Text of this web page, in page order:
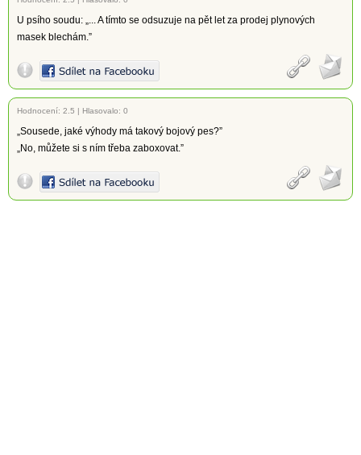
U psího soudu: „... A tímto se odsuzuje na pět let za prodej plynových
masek blechám.”
Hodnocení: 2.5 | Hlasovalo: 0
„Sousede, jaké výhody má takový bojový pes?”
„No, můžete si s ním třeba zaboxovat.”